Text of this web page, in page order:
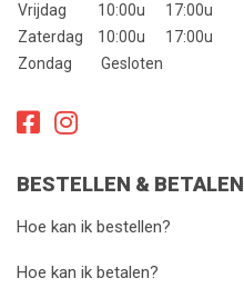
Vrijdag
10:00u
17:00u
Zaterdag
10:00u
17:00u
Zondag
Gesloten
BESTELLEN & BETALEN
Hoe kan ik bestellen?
Hoe kan ik betalen?